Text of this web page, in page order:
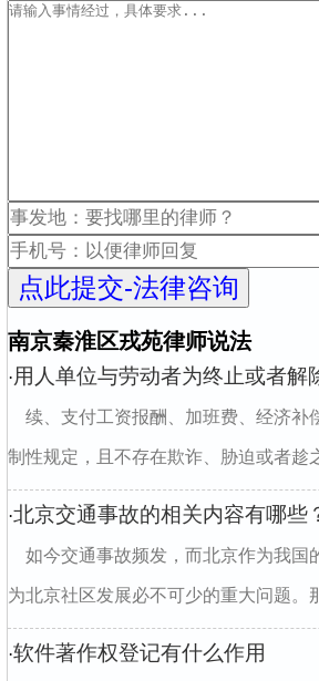
南京秦淮区戎苑律师说法
·用人单位与劳动者为终止或者解
续、支付工资报酬、加班费、经济补
制性规定，且不存在欺诈、胁迫或者趁
·北京交通事故的相关内容有哪些
如今交通事故频发，而北京作为我国
为北京社区发展必不可少的重大问题。
·软件著作权登记有什么作用